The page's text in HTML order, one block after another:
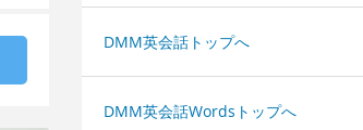
DMM英会話トップへ
DMM英会話Wordsトップへ